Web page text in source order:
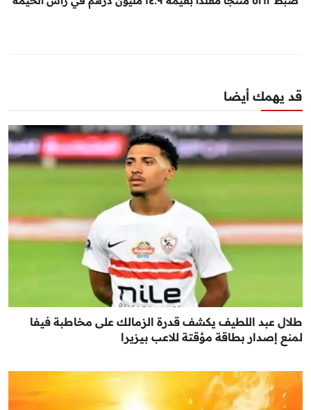
قد يهمك أيضا
طلال عبد اللطيف يكشف قدرة الزمالك على مخاطبة فيفا
لمنع إصدار بطاقة مؤقتة للاعب بيزيرا